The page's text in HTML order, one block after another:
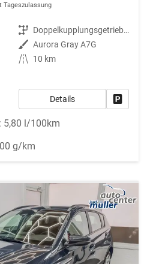
Tageszulassung
Getriebe
Doppelkupplungsgetriebe (DSG)
Außenfarbe Aurora Gray A7G
Kilometerstand
10 km
Details
5,80 l/100km
g/km